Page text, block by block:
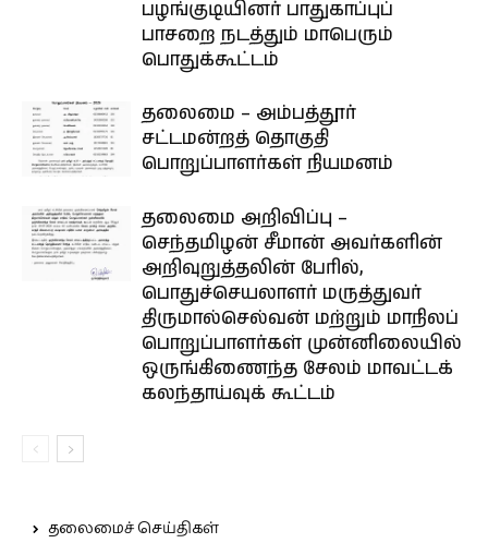
பழங்குடியினர் பாதுகாப்புப்
பாசறை நடத்தும் மாபெரும்
பொதுக்கூட்டம்
தலைமை – அம்பத்தூர்
சட்டமன்றத் தொகுதி
பொறுப்பாளர்கள் நியமனம்
தலைமை அறிவிப்பு –
செந்தமிழன் சீமான் அவர்களின்
அறிவுறுத்தலின் பேரில்,
பொதுச்செயலாளர் மருத்துவர்
திருமால்செல்வன் மற்றும் மாநிலப்
பொறுப்பாளர்கள் முன்னிலையில்
ஒருங்கிணைந்த சேலம் மாவட்டக்
கலந்தாய்வுக் கூட்டம்
தலைமைச் செய்திகள்